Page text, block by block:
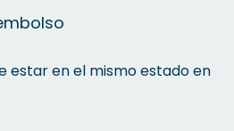
estar en el mismo estado en